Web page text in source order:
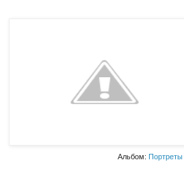
Альбом: Портреты